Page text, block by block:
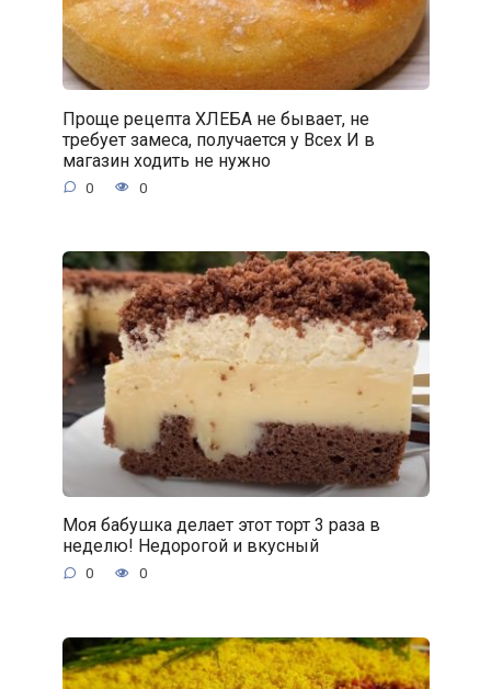
Проще рецепта ХЛЕБА не бывает, не
требует замеса, получается у Всех И в
магазин ходить не нужно
0 0
Моя бабушка делает этот торт 3 раза в
неделю! Недорогой и вкусный
0 0